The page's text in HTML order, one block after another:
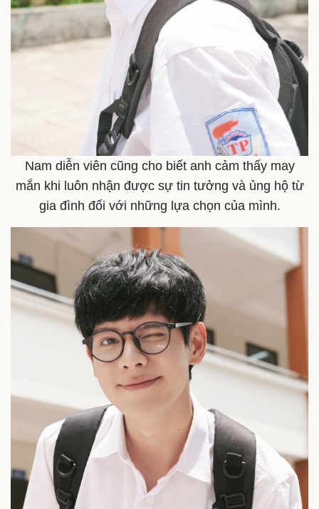
Nam diễn viên cũng cho biết anh cảm thấy may
mắn khi luôn nhận được sự tin tưởng và ủng hộ từ
gia đình đối với những lựa chọn của mình.